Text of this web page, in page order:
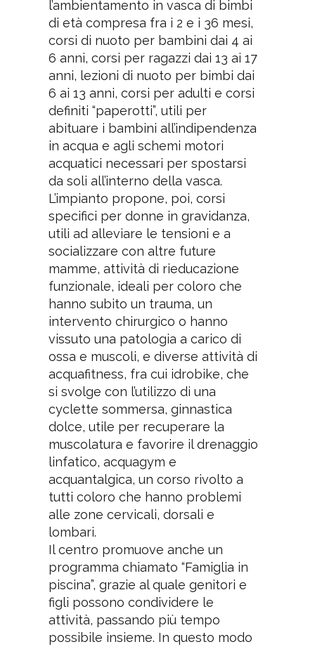
l’ambientamento in vasca di bimbi
di età compresa fra i 2 e i 36 mesi,
corsi di nuoto per bambini dai 4 ai
6 anni, corsi per ragazzi dai 13 ai 17
anni, lezioni di nuoto per bimbi dai
6 ai 13 anni, corsi per adulti e corsi
definiti “paperotti”, utili per
abituare i bambini all’indipendenza
in acqua e agli schemi motori
acquatici necessari per spostarsi
da soli all’interno della vasca.
L’impianto propone, poi, corsi
specifici per donne in gravidanza,
utili ad alleviare le tensioni e a
socializzare con altre future
mamme, attività di rieducazione
funzionale, ideali per coloro che
hanno subito un trauma, un
intervento chirurgico o hanno
vissuto una patologia a carico di
ossa e muscoli, e diverse attività di
acquafitness, fra cui idrobike, che
si svolge con l’utilizzo di una
cyclette sommersa, ginnastica
dolce, utile per recuperare la
muscolatura e favorire il drenaggio
linfatico, acquagym e
acquantalgica, un corso rivolto a
tutti coloro che hanno problemi
alle zone cervicali, dorsali e
lombari.
Il centro promuove anche un
programma chiamato “Famiglia in
piscina”, grazie al quale genitori e
figli possono condividere le
attività, passando più tempo
possibile insieme. In questo modo